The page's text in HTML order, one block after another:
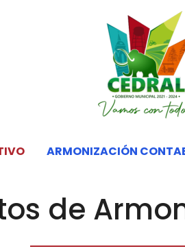
ARMONIZACIÓN
de